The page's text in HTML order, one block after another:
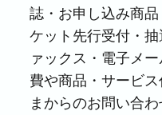
誌・お申し込み商
ケット先行受付・
ァックス・電子メ
費や商品・サービ
まからのお問い合